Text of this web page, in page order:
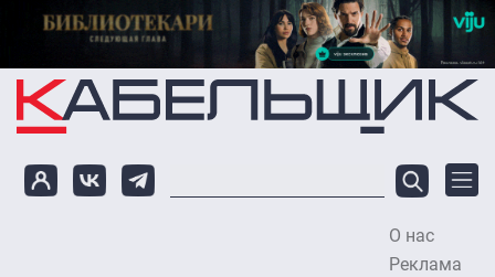
Перейти к основному содержанию
О нас
Реклама